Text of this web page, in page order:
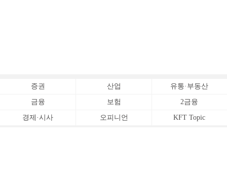
증권 산업 유통·부동산
금융 보험 2금융
경제·시사 오피니언 KFT Topic